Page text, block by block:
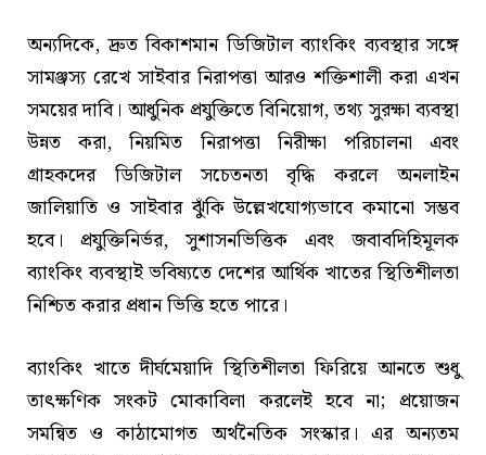
অন্যদিকে, দ্রুত বিকাশমান ডিজিটাল ব্যাংকিং ব্যবস্থার সঙ্গে
সামঞ্জস্য রেখে সাইবার নিরাপত্তা আরও শক্তিশালী করা এখন
সময়ের দাবি। আধুনিক প্রযুক্তিতে বিনিয়োগ, তথ্য সুরক্ষা ব্যবস্থা
উন্নত করা, নিয়মিত নিরাপত্তা নিরীক্ষা পরিচালনা এবং
গ্রাহকদের ডিজিটাল সচেতনতা বৃদ্ধি করলে অনলাইন
জালিয়াতি ও সাইবার ঝুঁকি উল্লেখযোগ্যভাবে কমানো সম্ভব
হবে। প্রযুক্তিনির্ভর, সুশাসনভিত্তিক এবং জবাবদিহিমূলক
ব্যাংকিং ব্যবস্থাই ভবিষ্যতে দেশের আর্থিক খাতের স্থিতিশীলতা
নিশ্চিত করার প্রধান ভিত্তি হতে পারে।
ব্যাংকিং খাতে দীর্ঘমেয়াদি স্থিতিশীলতা ফিরিয়ে আনতে শুধু
তাৎক্ষণিক সংকট মোকাবিলা করলেই হবে না; প্রয়োজন
সমন্বিত ও কাঠামোগত অর্থনৈতিক সংস্কার। এর অন্যতম